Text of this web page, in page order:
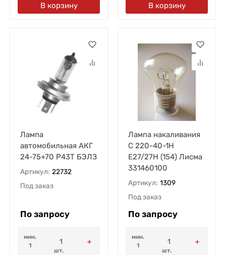
В корзину В корзину
Лампа
автомобильная АКГ
24-75+70 P43T БЭЛЗ
Артикул: 22732
Под заказ
По запросу
мин.
1
шт.
Лампа накаливания
С 220-40-1Н
Е27/27Н (154) Лисма
331460100
Артикул: 1309
Под заказ
По запросу
мин.
1
шт.